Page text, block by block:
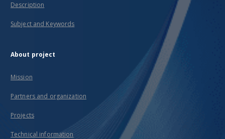
Description
Subject and Keywords
About project
Mission
Partners and organization
Projects
Technical information